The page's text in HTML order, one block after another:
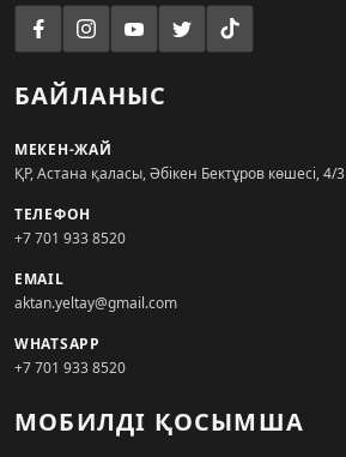
БАЙЛАНЫС
МЕКЕН-ЖАЙ
ҚР, Астана қаласы, Әбікен Бектұров көшесі, 4/3
ТЕЛЕФОН
+7 701 933 8520
EMAIL
aktan.yeltay@gmail.com
WHATSAPP
+7 701 933 8520
МОБИЛДІ ҚОСЫМША